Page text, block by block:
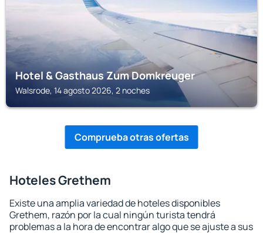
Hotel & Gasthaus Zum Domkreuger
Walsrode, 14 agosto 2026, 2 noches
Comprueba otras ofertas
Hoteles Grethem
Existe una amplia variedad de hoteles disponibles
Grethem, razón por la cual ningún turista tendrá
problemas a la hora de encontrar algo que se ajuste a sus